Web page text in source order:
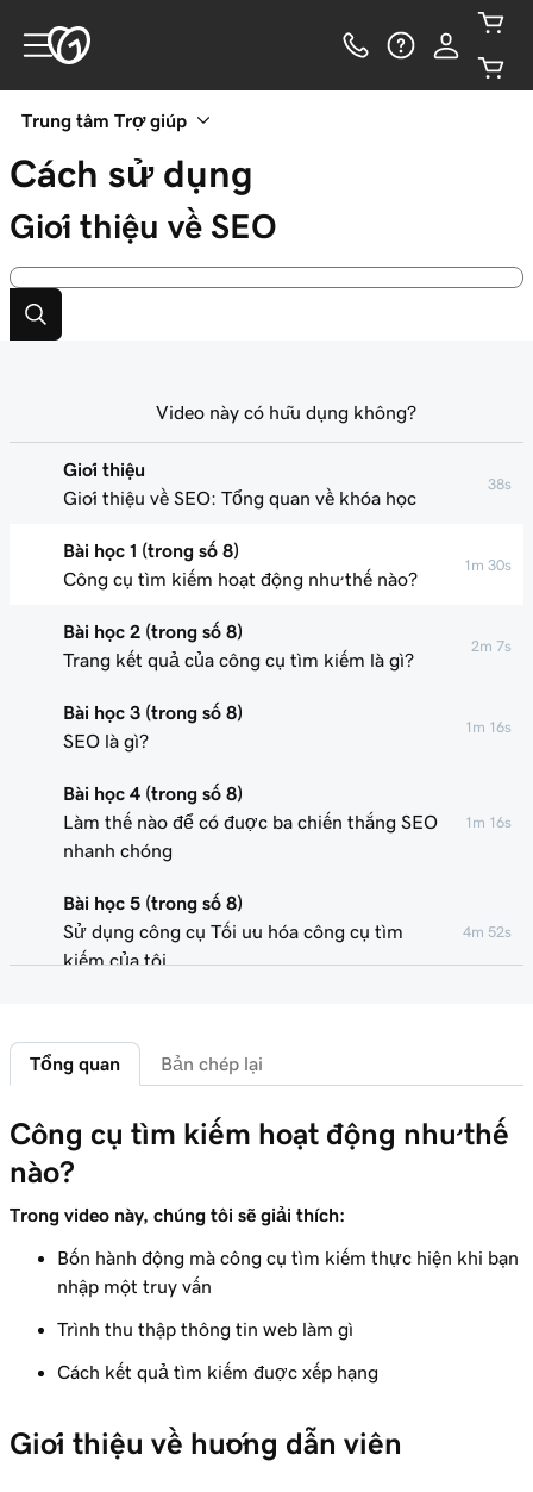
Trung tâm Trợ giúp
Cách sử dụng
Giới thiệu về SEO
Giới thiệu
Giới thiệu về SEO: Tổng quan về khóa học
38s
Bài học 1 (trong số 8)
Công cụ tìm kiếm hoạt động như thế nào?
1m 30s
Bài học 2 (trong số 8)
Trang kết quả của công cụ tìm kiếm là gì?
2m 7s
Bài học 3 (trong số 8)
SEO là gì?
1m 16s
Bài học 4 (trong số 8)
Làm thế nào để có được ba chiến thắng SEO
nhanh chóng
1m 16s
Bài học 5 (trong số 8)
Sử dụng công cụ Tối ưu hóa công cụ tìm
kiếm của tôi
4m 52s
Từ khóa là gì?
Sử dụng từ khóa trong nội dung trên trang
của bạn
2m 47s
Tối ưu hóa hình ảnh trong WordPress với từ
khóa
Video này có hữu dụng không?
Tổng quan Bản chép lại
Công cụ tìm kiếm hoạt động như thế
nào?
Trong video này, chúng tôi sẽ giải thích:
Bốn hành động mà công cụ tìm kiếm thực hiện khi bạn
nhập một truy vấn
Trình thu thập thông tin web làm gì
Cách kết quả tìm kiếm được xếp hạng
Giới thiệu về hướng dẫn viên